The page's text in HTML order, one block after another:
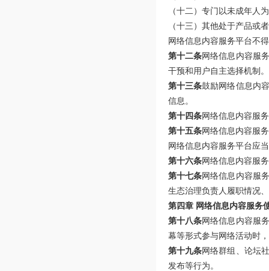
（十二）专门以未成年人
（十三）其他处于产品或
网络信息内容服务平台不
第十二条网络信息内容服
干预和用户自主选择机制。
第十三条鼓励网络信息内
信息。
第十四条网络信息内容服
第十五条网络信息内容服
网络信息内容服务平台应
第十六条网络信息内容服
第十七条网络信息内容服
生态治理负责人履职情况
第四章 网络信息内容服务
第十八条网络信息内容服
幕等形式参与网络活动时
第十九条网络群组、论坛
发布等行为。